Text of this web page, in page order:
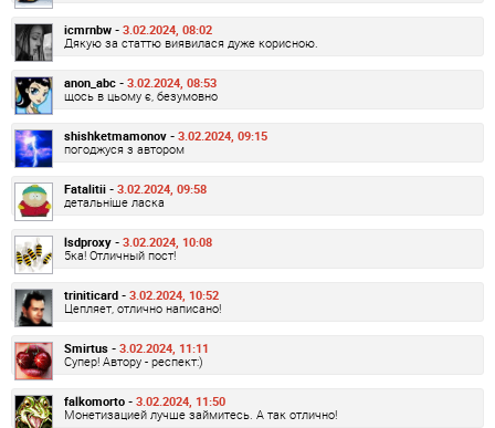
icmrnbw - 3.02.2024, 08:02
Дякую за статтю виявилася дуже корисною.
anon_abc - 3.02.2024, 08:53
щось в цьому є, безумовно
shishketmamonov - 3.02.2024, 09:15
погоджуся з автором
Fatalitii - 3.02.2024, 09:58
детальніше ласка
lsdproxy - 3.02.2024, 10:08
5ка! Отличный пост!
triniticard - 3.02.2024, 10:52
Цепляет, отлично написано!
Smirtus - 3.02.2024, 11:11
Супер! Автору - респект:)
falkomorto - 3.02.2024, 11:50
Монетизацией лучше займитесь. А так отлично!